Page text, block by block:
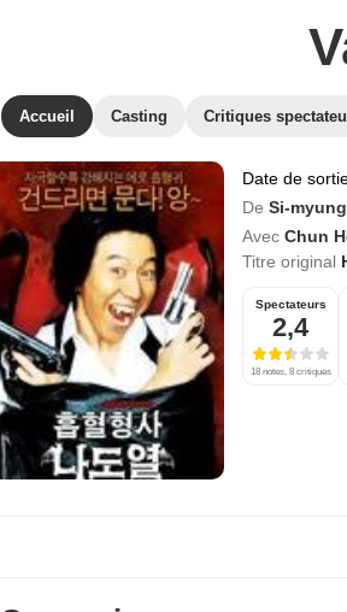
Accueil Casting Critiques
Date de
De Si-
Avec Chun
Titre original
Spectateurs
2,4
18 notes, 8 critiques